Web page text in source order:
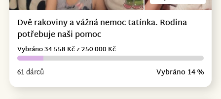
Dvě rakoviny a vážná nemoc tatínka. Rodina
potřebuje naši pomoc
61 dárců Vybráno 14 %
Vybráno 34 558 Kč z 250 000 Kč